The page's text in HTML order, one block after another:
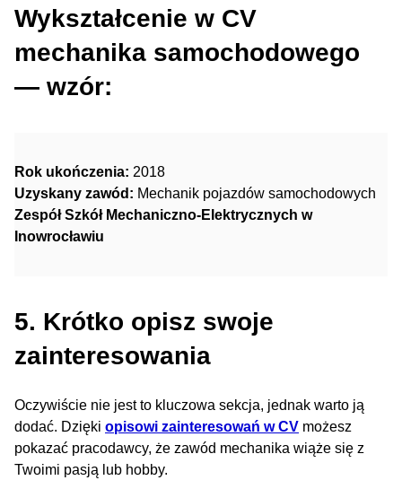
Wykształcenie w CV
mechanika samochodowego
— wzór:
Rok ukończenia: 2018
Uzyskany zawód: Mechanik pojazdów samochodowych
Zespół Szkół Mechaniczno-Elektrycznych w
Inowrocławiu
5. Krótko opisz swoje
zainteresowania
Oczywiście nie jest to kluczowa sekcja, jednak warto ją
dodać. Dzięki opisowi zainteresowań w CV możesz
pokazać pracodawcy, że zawód mechanika wiąże się z
Twoimi pasją lub hobby.